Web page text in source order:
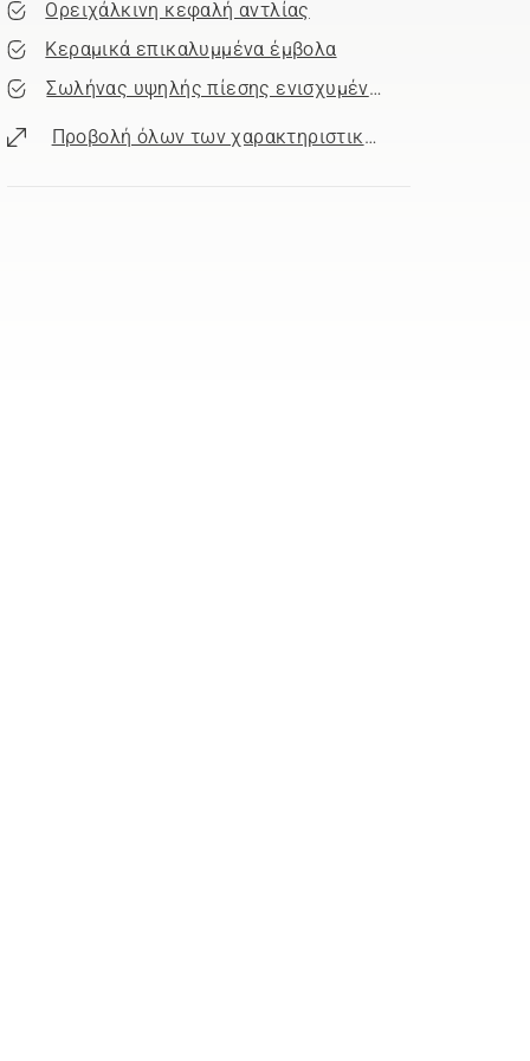
Ορειχάλκινη κεφαλή αντλίας
Κεραμικά επικαλυμμένα έμβολα
Σωλήνας υψηλής πίεσης ενισχυμένος με χάλυβα
Προβολή όλων των χαρακτηριστικών